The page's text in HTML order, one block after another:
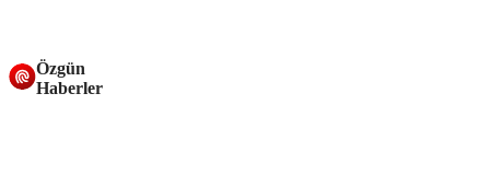
Özgün
Haberler